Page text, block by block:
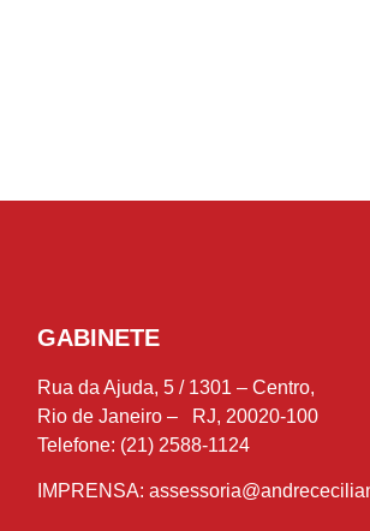
GABINETE
Rua da Ajuda, 5 / 1301 – Centro,
Rio de Janeiro – RJ, 20020-100
Telefone: (21) 2588-1124
IMPRENSA: